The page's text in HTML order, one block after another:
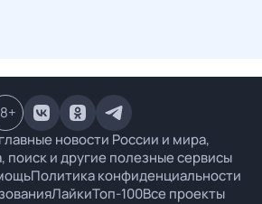
новости России и мира,
поиск и другие полезные сервисы
Политика конфиденциальности
ЛайкиТоп-100Все проекты
+